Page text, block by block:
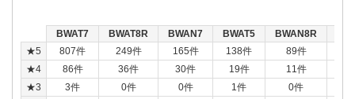
BWAT7 BWAT8R BWAN7 BWAT5 BWAN8R
★5
807件 249件 165件 138件 89件
★4
86件 36件 30件 19件 11件
★3
3件 0件 0件 1件 0件